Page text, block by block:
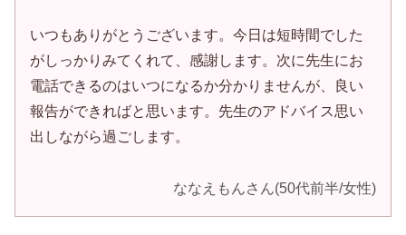
いつもありがとうございます。今日は短時間でした
がしっかりみてくれて、感謝します。次に先生にお
電話できるのはいつになるか分かりませんが、良い
報告ができればと思います。先生のアドバイス思い
出しながら過ごします。
ななえもんさん(50代前半/女性)